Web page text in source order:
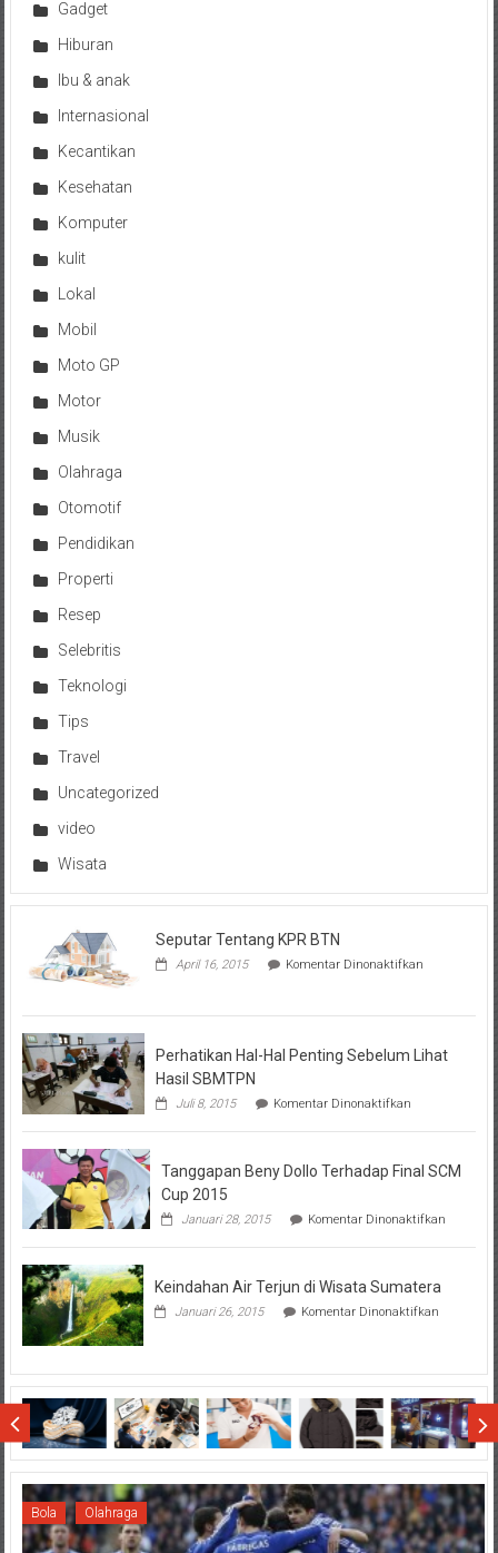
Gadget
Hiburan
Ibu & anak
Internasional
Kecantikan
Kesehatan
Komputer
kulit
Lokal
Mobil
Moto GP
Motor
Musik
Olahraga
Otomotif
Pendidikan
Properti
Resep
Selebritis
Teknologi
Tips
Travel
Uncategorized
video
Wisata
Seputar Tentang KPR BTN
April 16, 2015 Komentar Dinonaktifkanpada
KPR
Perhatikan Hal-Hal Penting Sebelum Lihat
Hasil SBMTPN
Juli 8, 2015 Komentar Dinonaktifkanpada
Hal-
Penting
Hasil
Tanggapan Beny Dollo Terhadap Final SCM
Cup 2015
Januari 28, 2015 Komentar Dinonaktifkanpada
Beny
Keindahan Air Terjun di Wisata Sumatera
Januari 26, 2015 Komentar Dinonaktifkanpada
di
Wisata
Sumatera
Bola Olahraga